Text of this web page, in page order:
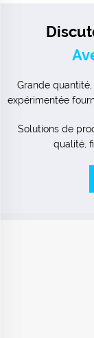
Grande
expérimentée
Solutions de
qualité,